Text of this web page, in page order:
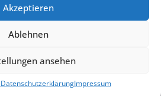
Akzeptieren
Ablehnen
ansehen
DatenschutzerklärungImpressum
reisen zu können, möchte ich
Gepäckunterbringung,